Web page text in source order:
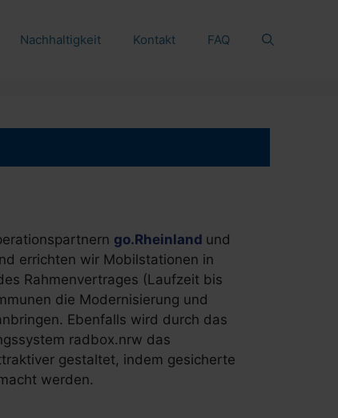
Nachhaltigkeit Kontakt FAQ
go.Rheinland und
errichten wir Mobilstationen in
Rahmenvertrages (Laufzeit bis
die Modernisierung und
Ebenfalls wird durch das
radbox.nrw das
gestaltet, indem gesicherte
werden.